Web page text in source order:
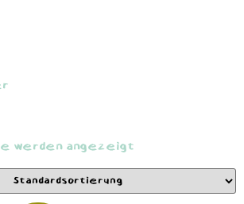
werden angezeigt